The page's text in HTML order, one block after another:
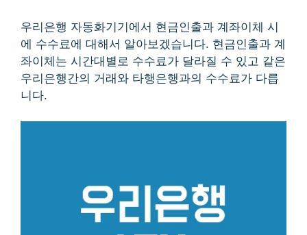
우리은행 자동화기기에서 현금인출과 계좌이체 시
에 수수료에 대해서 알아보겠습니다. 현금인출과 계
좌이체는 시간대별로 수수료가 달라질 수 있고 같은
우리은행간의 거래와 타행은행과의 수수료가 다릅
니다.